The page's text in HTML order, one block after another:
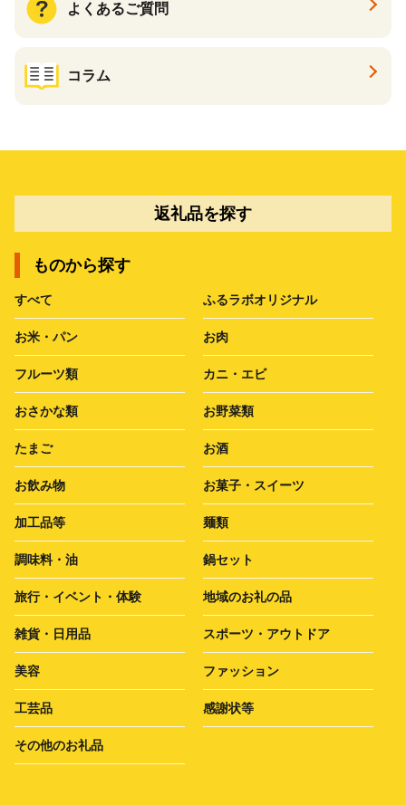
よくあるご質問
コラム
返礼品を探す
ものから探す
すべて ふるラボオリジナル
お米・パン お肉
フルーツ類 カニ・エビ
おさかな類 お野菜類
たまご お酒
お飲み物 お菓子・スイーツ
加工品等 麺類
調味料・油 鍋セット
旅行・イベント・体験 地域のお礼の品
雑貨・日用品 スポーツ・アウトドア
美容 ファッション
工芸品 感謝状等
その他のお礼品